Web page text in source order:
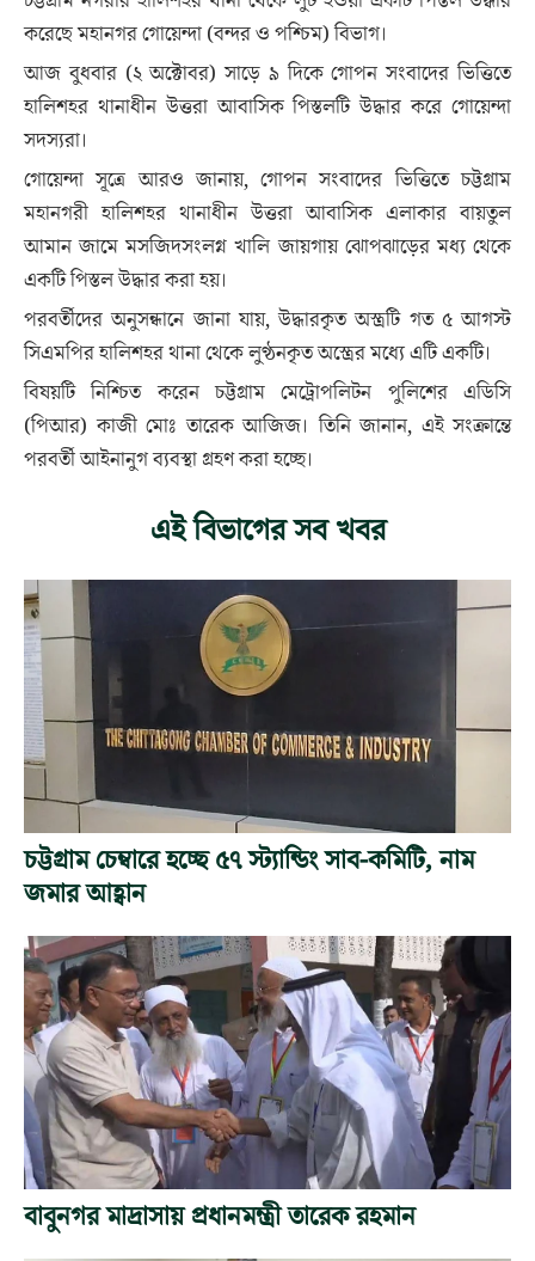
করেছে মহানগর গোয়েন্দা (বন্দর ও পশ্চিম) বিভাগ।
আজ বুধবার (২ অক্টোবর) সাড়ে ৯ দিকে গোপন সংবাদের ভিত্তিতে
হালিশহর থানাধীন উত্তরা আবাসিক পিস্তলটি উদ্ধার করে গোয়েন্দা
সদস্যরা।
গোয়েন্দা সূত্রে আরও জানায়, গোপন সংবাদের ভিত্তিতে চট্টগ্রাম
মহানগরী হালিশহর থানাধীন উত্তরা আবাসিক এলাকার বায়তুল
আমান জামে মসজিদসংলগ্ন খালি জায়গায় ঝোপঝাড়ের মধ্য থেকে
একটি পিস্তল উদ্ধার করা হয়।
পরবর্তীদের অনুসন্ধানে জানা যায়, উদ্ধারকৃত অস্ত্রটি গত ৫ আগস্ট
সিএমপির হালিশহর থানা থেকে লুণ্ঠনকৃত অস্ত্রের মধ্যে এটি একটি।
বিষয়টি নিশ্চিত করেন চট্টগ্রাম মেট্রোপলিটন পুলিশের এডিসি
(পিআর) কাজী মোঃ তারেক আজিজ। তিনি জানান, এই সংক্রান্তে
পরবর্তী আইনানুগ ব্যবস্থা গ্রহণ করা হচ্ছে।
এই বিভাগের সব খবর
চট্টগ্রাম চেম্বারে হচ্ছে ৫৭ স্ট্যান্ডিং সাব-কমিটি, নাম
জমার আহ্বান
বাবুনগর মাদ্রাসায় প্রধানমন্ত্রী তারেক রহমান